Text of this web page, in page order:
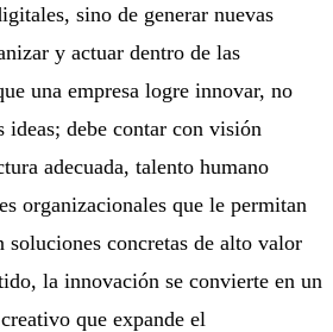
sino de generar nuevas
y actuar dentro de las
una empresa logre innovar, no
ideas; debe contar con visión
adecuada, talento humano
organizacionales que le permitan
soluciones concretas de alto valor
la innovación se convierte en un
que expande el